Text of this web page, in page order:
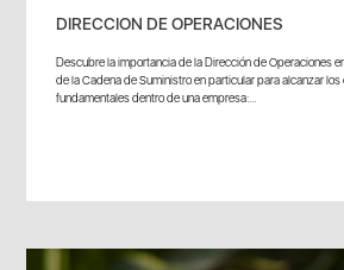
DIRECCION DE OPERACIONES
Descubre la importancia de la Dirección de Operaciones
de la Cadena de Suministro en particular para alcanzar
fundamentales dentro de una empresa:...